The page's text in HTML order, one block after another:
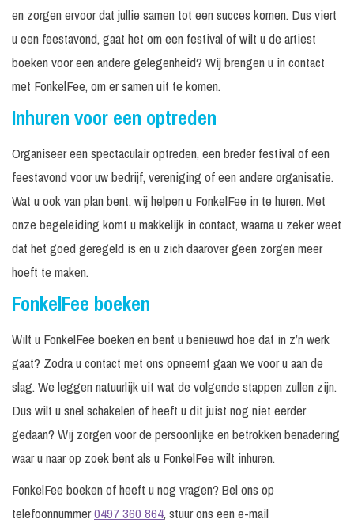
en zorgen ervoor dat jullie samen tot een succes komen. Dus viert
u een feestavond, gaat het om een festival of wilt u de artiest
boeken voor een andere gelegenheid? Wij brengen u in contact
met FonkelFee, om er samen uit te komen.
Inhuren voor een optreden
Organiseer een spectaculair optreden, een breder festival of een
feestavond voor uw bedrijf, vereniging of een andere organisatie.
Wat u ook van plan bent, wij helpen u FonkelFee in te huren. Met
onze begeleiding komt u makkelijk in contact, waarna u zeker weet
dat het goed geregeld is en u zich daarover geen zorgen meer
hoeft te maken.
FonkelFee boeken
Wilt u FonkelFee boeken en bent u benieuwd hoe dat in z’n werk
gaat? Zodra u contact met ons opneemt gaan we voor u aan de
slag. We leggen natuurlijk uit wat de volgende stappen zullen zijn.
Dus wilt u snel schakelen of heeft u dit juist nog niet eerder
gedaan? Wij zorgen voor de persoonlijke en betrokken benadering
waar u naar op zoek bent als u FonkelFee wilt inhuren.
FonkelFee boeken of heeft u nog vragen? Bel ons op
telefoonnummer0497 360 864, stuur ons een e-mail